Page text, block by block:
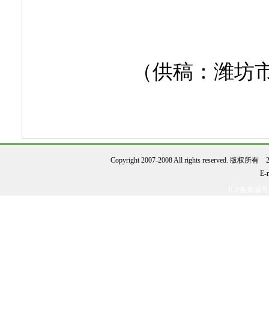
（供稿：潍
Copyright 2007-2008 All rights reserved. 版权所
E-